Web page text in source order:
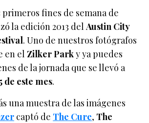
fines de semana de
la edición 2013 delAustin City
. Uno de nuestros fotógrafos
en el Zilker Parky ya puedes
de la jornada que se llevó a
de este mes.
una muestra de las imágenes
captó de The Cure, The